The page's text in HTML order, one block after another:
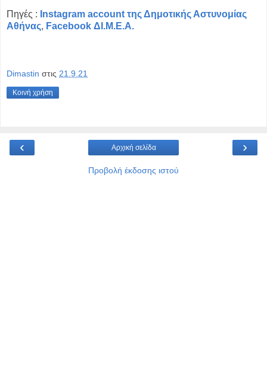
Πηγές : Instagram account της Δημοτικής Αστυνομίας
Αθήνας, Facebook ΔΙ.Μ.Ε.Α.
Dimastin στις 21.9.21
Κοινή χρήση
‹ ›
Αρχική σελίδα
Προβολή έκδοσης ιστού